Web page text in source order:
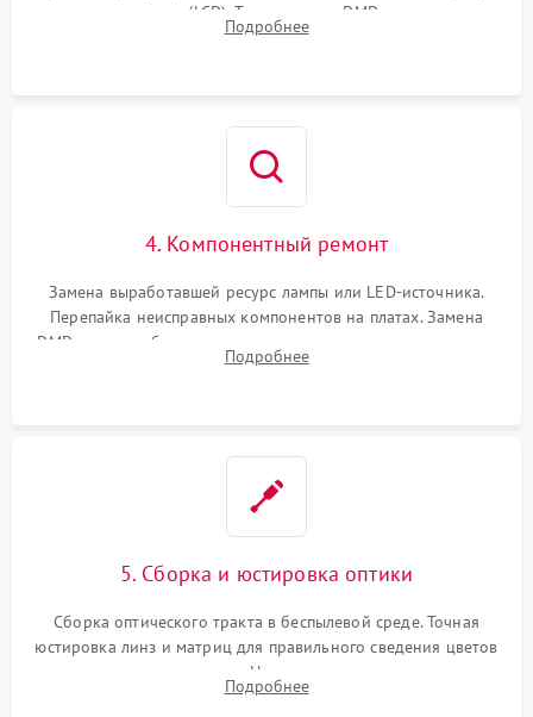
или поляризаторов (LCD). Тестирование DMD-чипа, датчиков
температуры и оптопар с помощью мультиметра и
Подробнее
4. Компонентный ремонт
Замена выработавшей ресурс лампы или LED-источника.
Перепайка неисправных компонентов на платах. Замена
DMD-чипа при битых пикселях, установка нового цветового
колеса или восстановление сгоревших поляризационных
Подробнее
5. Сборка и юстировка оптики
Сборка оптического тракта в беспылевой среде. Точная
юстировка линз и матриц для правильного сведения цветов
и устранения размытия. Надежное подключение всех
шлейфов, установка датчиков и закрытие корпуса
Подробнее